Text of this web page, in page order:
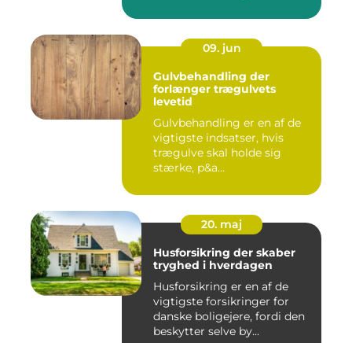
09. jun
Gulvbehandling der
forlænger trægulvets
levetid
Gulvbehandling er en af de
vigtigste indsatser, hvis
trægulve skal holde sig
stærke, p&a...
20. maj
Husforsikring der skaber
tryghed i hverdagen
Husforsikring er en af de
vigtigste forsikringer for
danske boligejere, fordi den
beskytter selve by...